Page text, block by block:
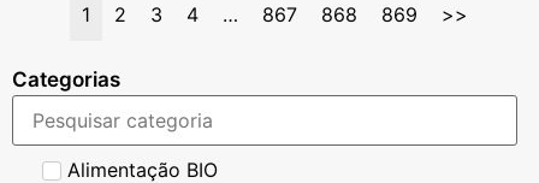
Categorias
Alimentação BIO
1 2 3 4 … 867 868 869 >>